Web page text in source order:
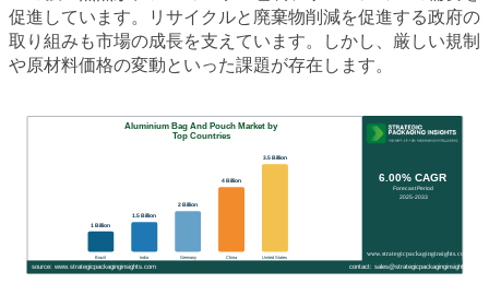
促進しています。リサイクルと廃棄物削減を促進する政府の
取り組みも市場の成長を支えています。しかし、厳しい規制
や原材料価格の変動といった課題が存在します。